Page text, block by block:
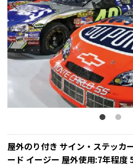
屋外のり付き サイン・ステッカ
ード イージー 屋外使用:7年程